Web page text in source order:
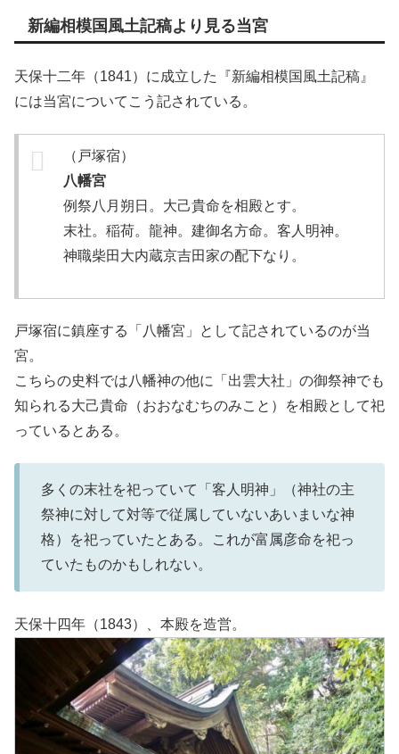
新編相模国風土記稿より見る当宮
天保十二年（1841）に成立した『新編相模国風土記稿』
には当宮についてこう記されている。
（戸塚宿）
八幡宮
例祭八月朔日。大己貴命を相殿とす。
末社。稲荷。龍神。建御名方命。客人明神。
神職柴田大内蔵京吉田家の配下なり。
戸塚宿に鎮座する「八幡宮」として記されているのが当
宮。
こちらの史料では八幡神の他に「出雲大社」の御祭神でも
知られる大己貴命（おおなむちのみこと）を相殿として祀
っているとある。
多くの末社を祀っていて「客人明神」（神社の主
祭神に対して対等で従属していないあいまいな神
格）を祀っていたとある。これが富属彦命を祀っ
ていたものかもしれない。
天保十四年（1843）、本殿を造営。